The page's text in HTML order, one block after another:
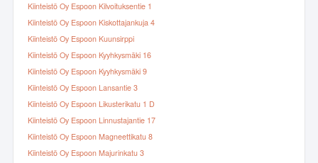
Kiinteistö Oy Espoon Kilvoituksentie 1
Kiinteistö Oy Espoon Kiskottajankuja 4
Kiinteistö Oy Espoon Kuunsirppi
Kiinteistö Oy Espoon Kyyhkysmäki 16
Kiinteistö Oy Espoon Kyyhkysmäki 9
Kiinteistö Oy Espoon Lansantie 3
Kiinteistö Oy Espoon Likusterikatu 1 D
Kiinteistö Oy Espoon Linnustajantie 17
Kiinteistö Oy Espoon Magneettikatu 8
Kiinteistö Oy Espoon Majurinkatu 3